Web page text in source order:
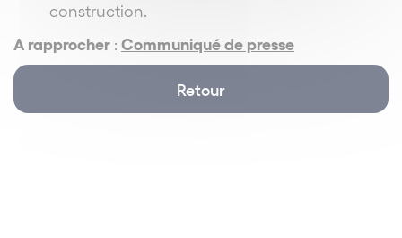
construction.
A rapprocher : Communiqué de presse
Retour